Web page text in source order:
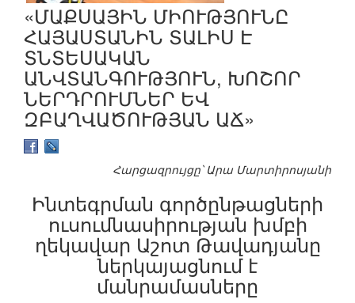
«ՄԱՔՍԱՅԻՆ ՄԻՈՒԹՅՈՒՆԸ
ՀԱՅԱՍՏԱՆԻՆ ՏԱԼԻՍ Է
ՏՆՏԵՍԱԿԱՆ
ԱՆՎՏԱՆԳՈՒԹՅՈՒՆ, ԽՈՇՈՐ
ՆԵՐԴՐՈՒՄՆԵՐ ԵՎ
ԶԲԱՂՎԱԾՈՒԹՅԱՆ ԱՃ»
Հարցազրույցը՝ Արա Մարտիրոսյանի
Ինտեգրման գործընթացների
ուսումնասիրության խմբի
ղեկավար Աշոտ Թավադյանը
ներկայացնում է
մանրամասները